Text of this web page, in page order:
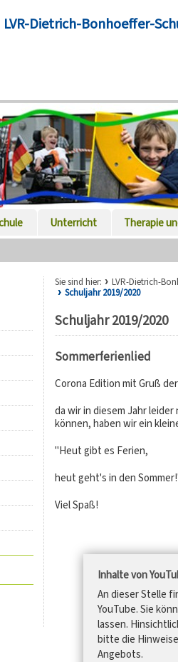
LVR-Dietrich-Bonhoeffer-
Unterricht
Therapie
Sie sind hier:
LVR-Dietrich-
Schuljahr 2019/2020
Schuljahr 2019/2020
Sommerferienlied
Corona Edition mit Gruß
da wir in diesem Jahr
können, haben wir ein
"Heut gibt es Ferien,
heut geht's in den
Viel Spaß!
Inhalte von
An dieser Stelle
YouTube. Sie
lassen.
bitte die
Angebots.